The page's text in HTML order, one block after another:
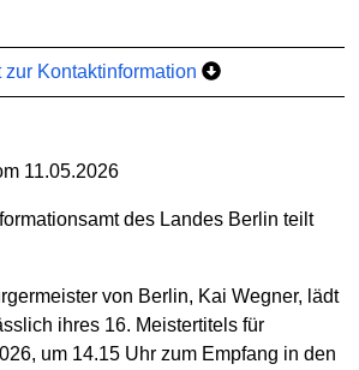
zur Kontaktinformation
11.05.2026
des Landes Berlin teilt
von Berlin, Kai Wegner, lädt
ihres 16. Meistertitels für
um 14.15 Uhr zum Empfang in den